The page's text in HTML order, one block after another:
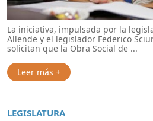
La iniciativa, impulsada por la
Allende y el legislador Federico
solicitan que la Obra Social de ...
Leer más +
LEGISLATURA